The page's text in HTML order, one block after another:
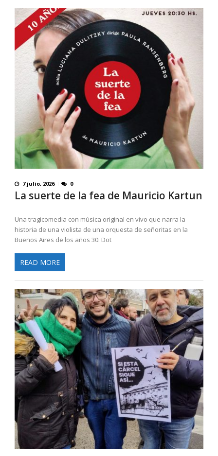
7 julio, 2026 0
La suerte de la fea de Mauricio Kartun
Una tragicomedia con música original en vivo que narra la
historia de una violista de una orquesta de señoritas en la
Buenos Aires de los años 30. Dot
READ MORE